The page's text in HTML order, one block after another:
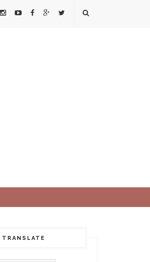
TRANSLATE